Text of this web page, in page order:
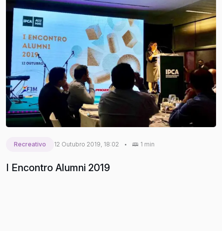
Recreativo 12 Outubro 2019, 18:02 • 1 min
I Encontro Alumni 2019